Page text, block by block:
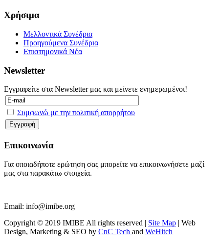
Χρήσιμα
Μελλοντικά Συνέδρια
Προηγούμενα Συνέδρια
Επιστημονικά Νέα
Newsletter
Εγγραφείτε στα Newsletter μας και μείνετε ενημερωμένοι!
Συμφωνώ με την πολιτική απορρήτου
Επικοινωνία
Για οποιαδήποτε ερώτηση σας μπορείτε να επικοινωνήσετε μαζί
μας στα παρακάτω στοιχεία.
Email: info@imibe.org
Copyright © 2019 IMIBE All rights reserved | Site Map | Web
Design, Marketing & SEO by CnC Tech and WeHitch